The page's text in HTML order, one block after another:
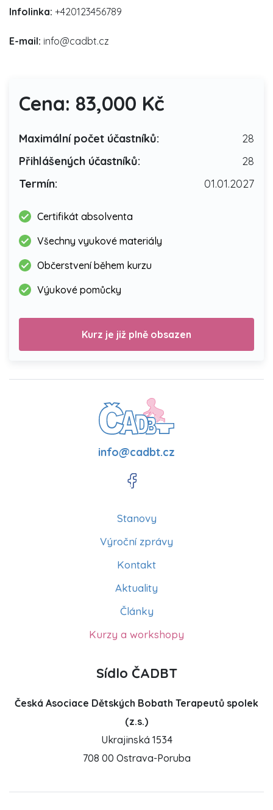
Infolinka: +420123456789
E-mail: info@cadbt.cz
Cena: 83,000 Kč
Maximální počet účastníků:
28
Přihlášených účastníků:
28
Termín:
01.01.2027
Certifikát absolventa
Všechny vyukové materiály
Občerstvení během kurzu
Výukové pomůcky
Kurz je již plně obsazen
info@cadbt.cz
Stanovy
Výroční zprávy
Kontakt
Aktuality
Články
Kurzy a workshopy
Sídlo ČADBT
Česká Asociace Dětských Bobath Terapeutů spolek
(z.s.)
Ukrajinská 1534
708 00 Ostrava-Poruba